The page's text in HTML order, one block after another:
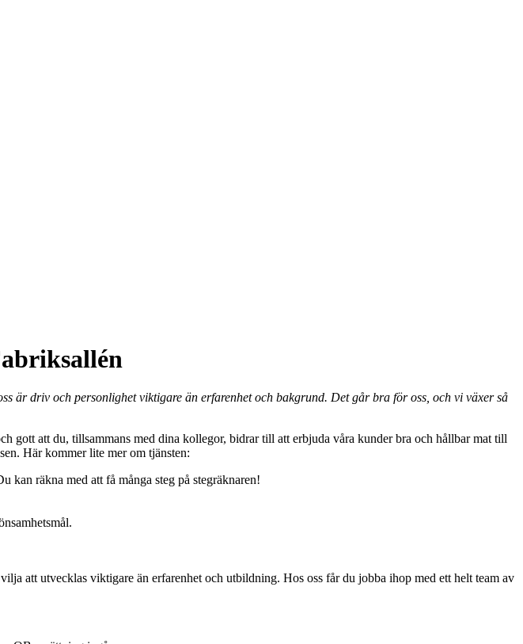
är driv och personlighet viktigare än erfarenhet och bakgrund. Det går bra för oss, och vi växer så
att du, tillsammans med dina kollegor, bidrar till att erbjuda våra kunder bra och hållbar mat till
Här kommer lite mer om tjänsten:
kan räkna med att få många steg på stegräknaren!
att utvecklas viktigare än erfarenhet och utbildning. Hos oss får du jobba ihop med ett helt team av